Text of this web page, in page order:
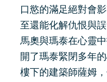
口慾的滿足絕對會
至還能化解仇恨與
馬奧與瑪泰在心靈
開了瑪泰緊閉多年
樓下的建築師薩姆